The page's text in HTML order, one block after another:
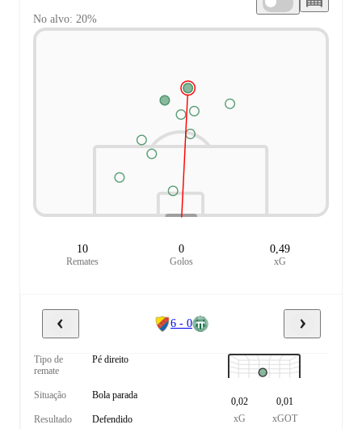
No alvo: 20%
10
Remates
0
Golos
0,49
xG
6 - 0
Tipo de
remate
Pé direito
Situação Bola parada
Resultado Defendido
0,02
xG
0,01
xGOT